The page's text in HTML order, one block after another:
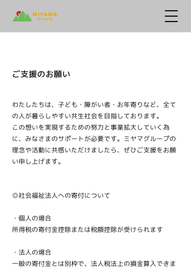
ご支援のお願い
わたしたちは、子ども・障がい者・お年寄りなど、全て
の人が暮らしやすい共生社会を目指しております。
この想いを実現するための努力と事業拡大していく為
に、みなさまのサポートが必要です。ミヤマグループの
理念や活動に共感いただけましたら、ぜひご支援をお願
い申し上げます。
◎社会福祉法人への寄付について
・個人の場合
所得税の寄付金控除または税額控除が受けられます
・法人の場合
一般の寄付金とは別枠で、法人税法上の損金算入できま